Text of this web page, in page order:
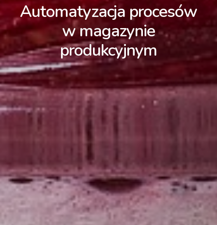
Automatyzacja procesów
w magazynie
produkcyjnym